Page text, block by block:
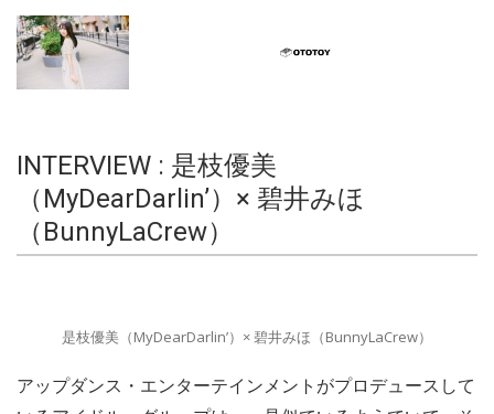
INTERVIEW : 是枝優美
（MyDearDarlin’）× 碧井みほ